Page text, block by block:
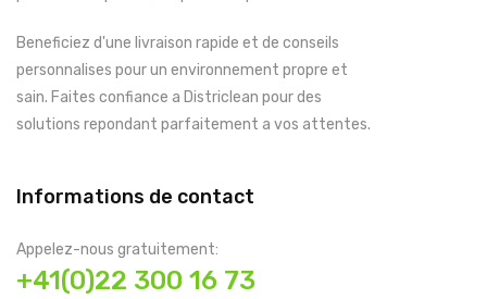
Beneficiez d'une livraison rapide et de conseils
personnalises pour un environnement propre et
sain. Faites confiance a Districlean pour des
solutions repondant parfaitement a vos attentes.
Informations de contact
Appelez-nous gratuitement:
+41(0)22 300 16 73